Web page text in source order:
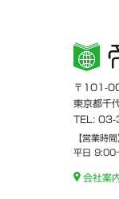
〒101-
東京都千
TEL:
【営業時間
平日
会社案